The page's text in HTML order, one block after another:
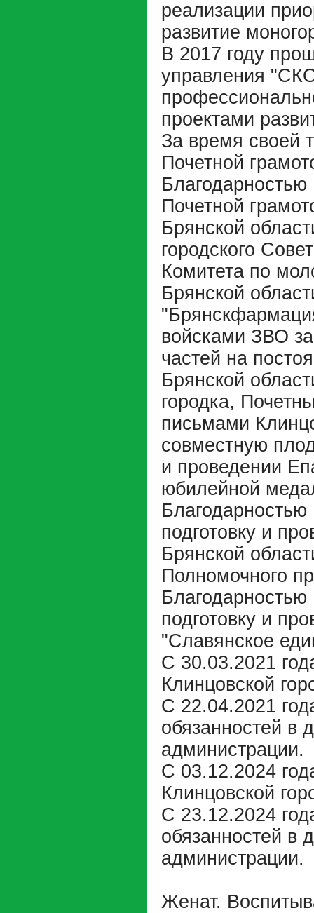
реализации
развитие
В 2017 году
управления
проектами
За время своей
Почетной
Благодарностью
Почетной
Брянской
городского
Комитета по
Брянской
войсками ЗВО
частей на
Брянской
городка,
письмами
совместную
и проведении
юбилейной
Благодарностью
подготовку и
Брянской
Полномочного
Благодарностью
подготовку и
"Славянское
С 30.03.2021
Клинцовской
С 22.04.2021
обязанностей в
администрации.
С 03.12.2024
Клинцовской
С 23.12.2024
обязанностей в
администрации.
Женат.